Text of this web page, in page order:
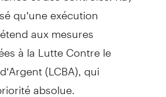
qu’une exécution
aux mesures
à la Lutte Contre le
(LCBA), qui
absolue.